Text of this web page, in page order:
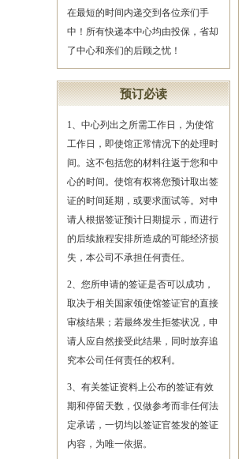
在最短的时间内递交到各位亲们手
中！所有快递本中心均由投保，省却
了中心和亲们的后顾之忧！
预订必读
1、中心列出之所需工作日，为使馆
工作日，即使馆正常情况下的处理时
间。这不包括您的材料往返于您和中
心的时间。使馆有权将您预计取出签
证的时间延期，或要求面试等。对申
请人根据签证预计日期提示，而进行
的后续旅程安排所造成的可能经济损
失，本公司不承担任何责任。
2、您所申请的签证是否可以成功，
取决于相关国家领使馆签证官的直接
审核结果；若最终发生拒签状况，申
请人应自然接受此结果，同时放弃追
究本公司任何责任的权利。
3、有关签证资料上公布的签证有效
期和停留天数，仅做参考而非任何法
定承诺，一切均以签证官签发的签证
内容，为唯一依据。